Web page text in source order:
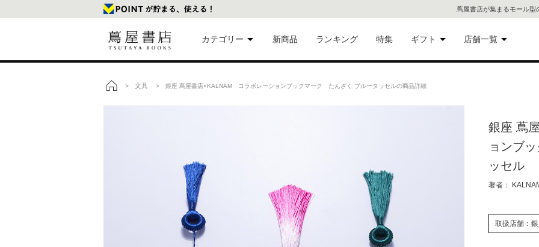
蔦屋書店が集まるモール型
カテゴリー
美術品
新商品 ランキング 特集 ギフト
ギフトにおすすめ
店舗一覧
代官
屋書
銀座
> 文具 > 銀座 蔦屋書店×KALNAM コラボレーションブックマーク たんざく ブルータッセルの商品詳細
銀座 蔦
ョンブ
ッセル
著者：
取扱店舗：